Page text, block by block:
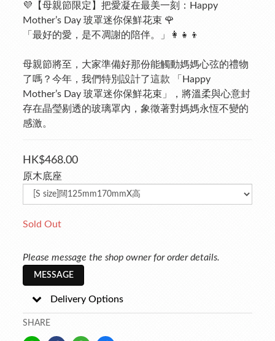
💜【母親節限定】把愛凝在最美一刻：Happy
Mother’s Day 玻罩迷你保鮮花束 🌹
「最好的愛，是不凋謝的陪伴。」👩‍👧‍👦
母親節將至，大家準備好那份能觸動媽媽心弦的禮物
了嗎？今年，我們特別設計了這款 「Happy
Mother’s Day 玻罩迷你保鮮花束」，將溫柔與心意封
存在晶瑩剔透的玻璃罩內，象徵著對媽媽永恆不變的
感激。
HK$468.00
原木底座
Sold Out
Please message the shop owner for order details.
MESSAGE
Delivery Options
SHARE